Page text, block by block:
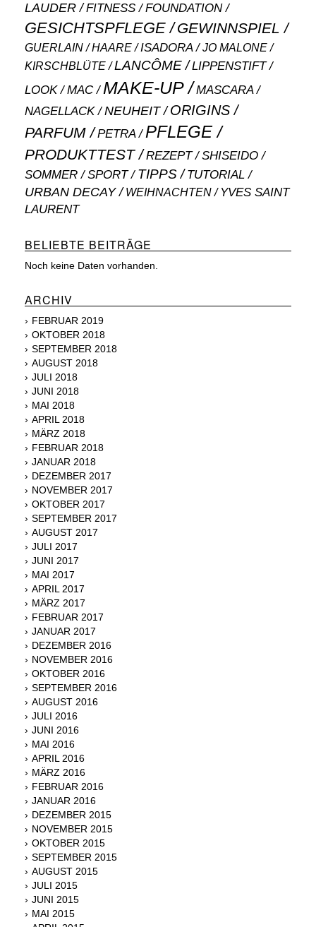
LAUDER
FITNESS FOUNDATION
GESICHTSPFLEGE GEWINNSPIEL
GUERLAIN HAARE ISADORA JO MALONE
KIRSCHBLÜTE LANCÔME LIPPENSTIFT
LOOK MAC MAKE-UP MASCARA
NAGELLACK NEUHEIT ORIGINS
PARFUM PETRA PFLEGE
PRODUKTTEST REZEPT SHISEIDO
SOMMER SPORT TIPPS TUTORIAL
URBAN DECAY WEIHNACHTEN
YVES SAINT
LAURENT
BELIEBTE BEITRÄGE
Noch keine Daten vorhanden.
ARCHIV
FEBRUAR 2019
OKTOBER 2018
SEPTEMBER 2018
AUGUST 2018
JULI 2018
JUNI 2018
MAI 2018
APRIL 2018
MÄRZ 2018
FEBRUAR 2018
JANUAR 2018
DEZEMBER 2017
NOVEMBER 2017
OKTOBER 2017
SEPTEMBER 2017
AUGUST 2017
JULI 2017
JUNI 2017
MAI 2017
APRIL 2017
MÄRZ 2017
FEBRUAR 2017
JANUAR 2017
DEZEMBER 2016
NOVEMBER 2016
OKTOBER 2016
SEPTEMBER 2016
AUGUST 2016
JULI 2016
JUNI 2016
MAI 2016
APRIL 2016
MÄRZ 2016
FEBRUAR 2016
JANUAR 2016
DEZEMBER 2015
NOVEMBER 2015
OKTOBER 2015
SEPTEMBER 2015
AUGUST 2015
JULI 2015
JUNI 2015
MAI 2015